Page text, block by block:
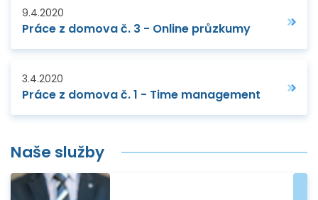
9.4.2020
Práce z domova č. 3 - Online průzkumy
3.4.2020
Práce z domova č. 1 - Time management
Naše služby